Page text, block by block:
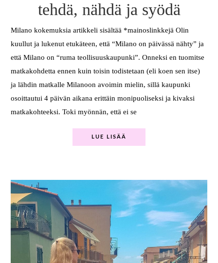
tehdä, nähdä ja syödä
Milano kokemuksia artikkeli sisältää *mainoslinkkejä Olin
kuullut ja lukenut etukäteen, että “Milano on päivässä nähty” ja
että Milano on “ruma teollisuuskaupunki”. Onneksi en tuomitse
matkakohdetta ennen kuin toisin todistetaan (eli koen sen itse)
ja lähdin matkalle Milanoon avoimin mielin, sillä kaupunki
osoittautui 4 päivän aikana erittäin monipuoliseksi ja kivaksi
matkakohteeksi. Toki myönnän, että ei se
LUE LISÄÄ